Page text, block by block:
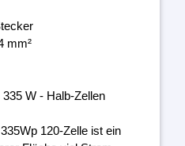
mm²
W - Halb-Zellen
120-Zelle ist ein